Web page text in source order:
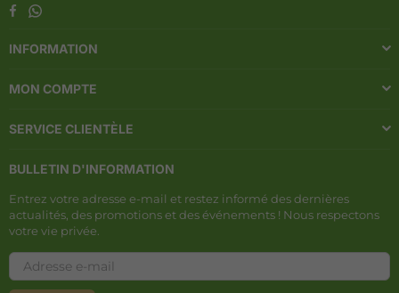
FacebookWhatsapp
INFORMATION
MON COMPTE
SERVICE CLIENTÈLE
BULLETIN D'INFORMATION
Entrez votre adresse e-mail et restez informé des dernières
actualités, des promotions et des événements ! Nous respectons
votre vie privée.